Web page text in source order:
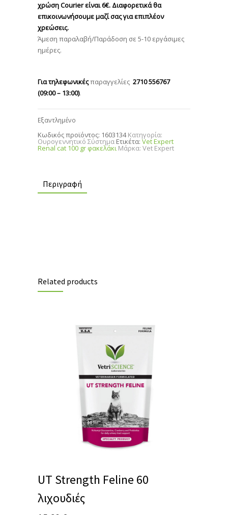
χρώση Courier είναι 6€. Διαφορετικά θα
επικοινωνήσουμε μαζί σας για επιπλέον
χρεώσεις.
Άμεση παραλαβή/Παράδοση σε 5-10 εργάσιμες
ημέρες.
Για τηλεφωνικέςπαραγγελίες 2710 556767
(09:00 – 13:00).
Εξαντλημένο
Κωδικός προϊόντος: 1603134 Κατηγορία:
Ουρογεννητικό Σύστημα Ετικέτα: Vet Expert
Renal cat 100 gr φακελάκι Μάρκα: Vet Expert
Περιγραφή
Related products
UT Strength Feline 60
λιχουδιές